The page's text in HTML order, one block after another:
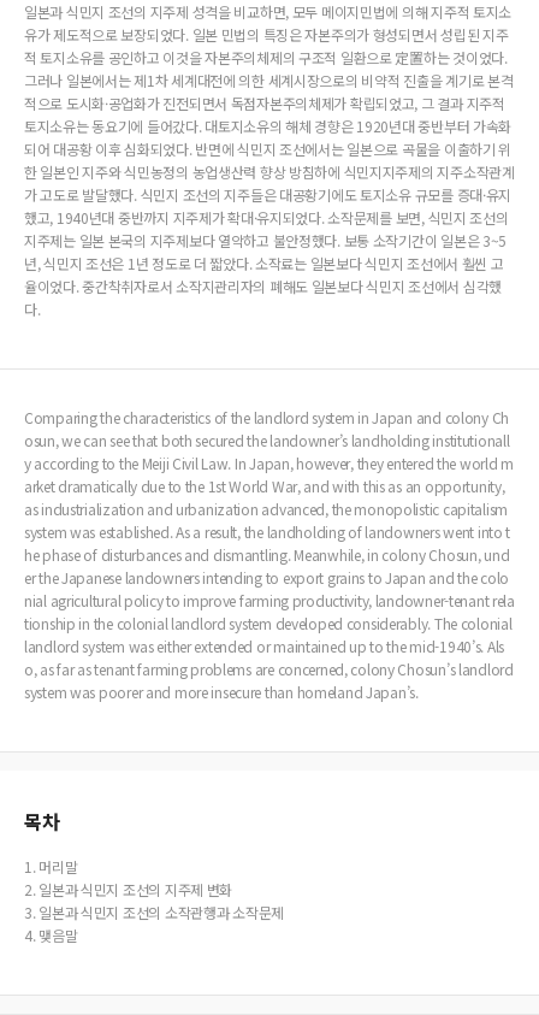
일본과 식민지 조선의 지주제 성격을 비교하면, 모두 메이지민법에 의해 지주적 토지소
유가 제도적으로 보장되었다. 일본 민법의 특징은 자본주의가 형성되면서 성립된 지주
적 토지소유를 공인하고 이것을 자본주의체제의 구조적 일환으로 定置하는 것이었다.
그러나 일본에서는 제1차 세계대전에 의한 세계시장으로의 비약적 진출을 계기로 본격
적으로 도시화·공업화가 진전되면서 독점자본주의체제가 확립되었고, 그 결과 지주적
토지소유는 동요기에 들어갔다. 대토지소유의 해체 경향은 1920년대 중반부터 가속화
되어 대공황 이후 심화되었다. 반면에 식민지 조선에서는 일본으로 곡물을 이출하기 위
한 일본인 지주와 식민농정의 농업생산력 향상 방침하에 식민지지주제의 지주소작관계
가 고도로 발달했다. 식민지 조선의 지주들은 대공황기에도 토지소유 규모를 증대·유지
했고, 1940년대 중반까지 지주제가 확대·유지되었다. 소작문제를 보면, 식민지 조선의
지주제는 일본 본국의 지주제보다 열악하고 불안정했다. 보통 소작기간이 일본은 3~5
년, 식민지 조선은 1년 정도로 더 짧았다. 소작료는 일본보다 식민지 조선에서 훨씬 고
율이었다. 중간착취자로서 소작지관리자의 폐해도 일본보다 식민지 조선에서 심각했
다.
Comparing the characteristics of the landlord system in Japan and colony Ch
osun, we can see that both secured the landowner’s landholding institutionall
y according to the Meiji Civil Law. In Japan, however, they entered the world m
arket dramatically due to the 1st World War, and with this as an opportunity,
as industrialization and urbanization advanced, the monopolistic capitalism
system was established. As a result, the landholding of landowners went into t
he phase of disturbances and dismantling. Meanwhile, in colony Chosun, und
er the Japanese landowners intending to export grains to Japan and the colo
nial agricultural policy to improve farming productivity, landowner-tenant rela
tionship in the colonial landlord system developed considerably. The colonial
landlord system was either extended or maintained up to the mid-1940’s. Als
o, as far as tenant farming problems are concerned, colony Chosun’s landlord
system was poorer and more insecure than homeland Japan’s.
목차
1. 머리말
2. 일본과 식민지 조선의 지주제 변화
3. 일본과 식민지 조선의 소작관행과 소작문제
4. 맺음말